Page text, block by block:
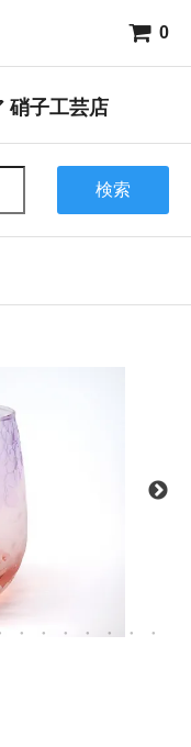
0
硝子工芸店
検索